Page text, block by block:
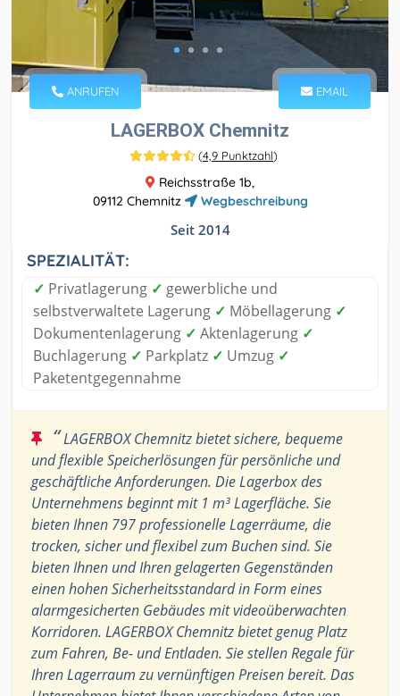
ANRUFEN EMAIL
LAGERBOX Chemnitz
(4,9 Punktzahl)
Reichsstraße 1b,
09112 Chemnitz
Wegbeschreibung
Seit 2014
SPEZIALITÄT:
✓ Privatlagerung ✓ gewerbliche und
selbstverwaltete Lagerung ✓ Möbellagerung ✓
Dokumentenlagerung ✓ Aktenlagerung ✓
Buchlagerung ✓ Parkplatz ✓ Umzug ✓
Paketentgegennahme
“LAGERBOX Chemnitz bietet sichere, bequeme
und flexible Speicherlösungen für persönliche und
geschäftliche Anforderungen. Die Lagerbox des
Unternehmens beginnt mit 1 m³ Lagerfläche. Sie
bieten Ihnen 797 professionelle Lagerräume, die
trocken, sicher und flexibel zum Buchen sind. Sie
bieten Ihnen und Ihren gelagerten Gegenständen
einen hohen Sicherheitsstandard in Form eines
alarmgesicherten Gebäudes mit videoüberwachten
Korridoren. LAGERBOX Chemnitz bietet genug Platz
zum Fahren, Be- und Entladen. Sie stellen Regale für
Ihren Lagerraum zu vernünftigen Preisen bereit. Das